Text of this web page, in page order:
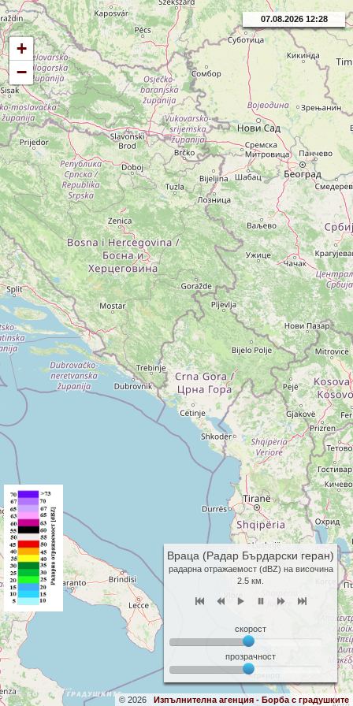
07.08.2026 12:28
+
−
© 2026 Изпълнителна агенция - Борба с градушките
Враца (Радар Бърдарски геран)
радарна отражаемост (dBZ) на височина
2.5 км.
скорост
прозрачност